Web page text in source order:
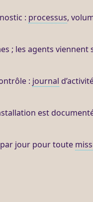
: processus,
; les agents viennent
: journal
est
par jour pour toute